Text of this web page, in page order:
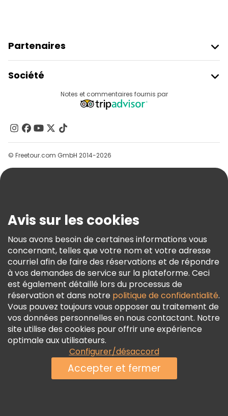
Partenaires
Connexion Du Fournisseur
Programme D’affiliation
Société
Contactez-Nous
Groupes
Aide
Conditions Générales Et Mentions Légales
Politique En Matière De Cookies
Freetour Prix
Programme De Fidélité
Notes et commentaires fournis par
© Freetour.com GmbH 2014-2026
Avis sur les cookies
Nous avons besoin de certaines informations vous
concernant, telles que votre nom et votre adresse
courriel afin de faire des réservations et de répondre
à vos demandes de service sur la plateforme. Ceci
est également détaillé lors du processus de
réservation et dans notre politique de confidentialité.
Vous pouvez toujours vous opposer au traitement de
vos données personnelles en nous contactant. Notre
site utilise des cookies pour offrir une expérience
optimale aux utilisateurs.
Configurer/désaccord
Accepter et fermer